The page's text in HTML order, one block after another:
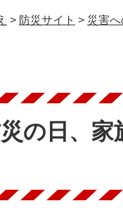
> 防災サイト > 災害へ
の日、